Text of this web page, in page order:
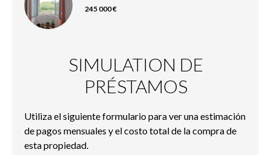
245 000 €
SIMULATION DE
PRÉSTAMOS
Utiliza el siguiente formulario para ver una estimación
de pagos mensuales y el costo total de la compra de
esta propiedad.